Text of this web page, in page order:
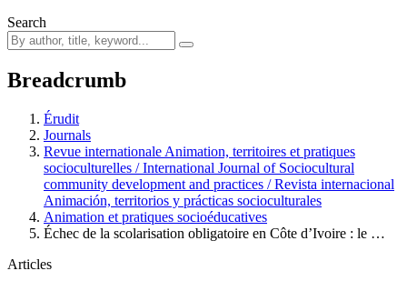
Search
Breadcrumb
Érudit
Journals
Revue internationale Animation, territoires et pratiques
socioculturelles / International Journal of Sociocultural
community development and practices / Revista internacional
Animación, territorios y prácticas socioculturales
Animation et pratiques socioéducatives
Échec de la scolarisation obligatoire en Côte d’Ivoire : le …
Articles